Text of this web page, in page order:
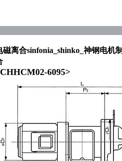
磁离合sinfonia_shinko_神钢电机
6095>